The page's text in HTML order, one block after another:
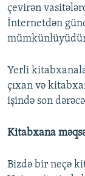
çevirən
İnternetdən
Yerli
çıxan və
işində son
Kitabxana
Bizdə bir neçə